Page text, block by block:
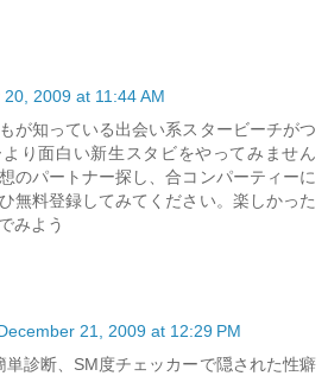
2009 at 11:44 AM
が知っている出会い系スタービーチがつ
り面白い新生スタビをやってみません
のパートナー探し、合コンパーティーに
無料登録してみてください。楽しかった
みよう
21, 2009 at 12:29 PM
単診断、SM度チェッカーで隠された性癖